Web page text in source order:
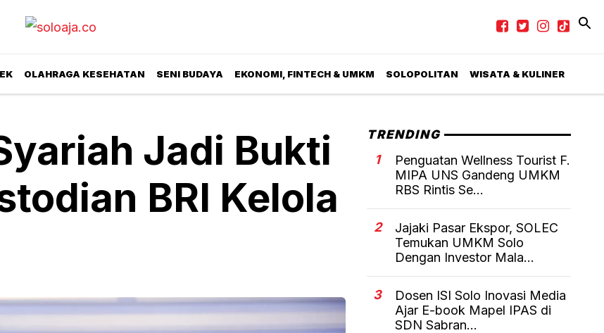
OLAHRAGA KESEHATAN SENI BUDAYA EKONOMI, FINTECH & UMKM SOLOPOLITAN WISATA & KULINER
Jadi Bukti
BRI Kelola
TRENDING
1
Penguatan Wellness Tourist F.
MIPA UNS Gandeng UMKM
RBS Rintis Se...
2
Jajaki Pasar Ekspor, SOLEC
Temukan UMKM Solo
Dengan Investor Mala...
3
Dosen ISI Solo Inovasi Media
Ajar E-book Mapel IPAS di
SDN Sabran...